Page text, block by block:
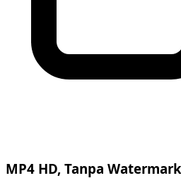
MP4 HD, Tanpa Watermark